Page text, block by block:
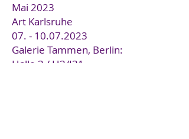
Mai 2023
Art Karlsruhe
07. - 10.07.2023
Galerie Tammen, Berlin:
Halle 3 / H3/J31